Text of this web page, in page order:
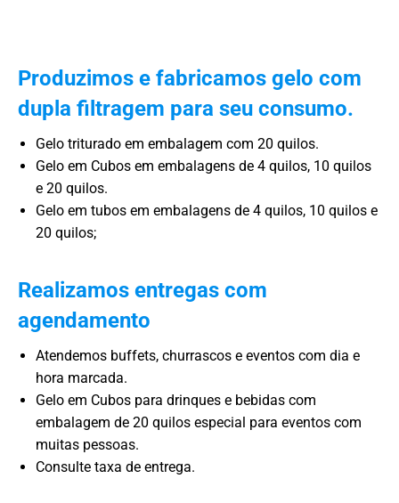
Produzimos e fabricamos gelo com
dupla filtragem para seu consumo.
Gelo triturado em embalagem com 20 quilos.
Gelo em Cubos em embalagens de 4 quilos, 10 quilos
e 20 quilos.
Gelo em tubos em embalagens de 4 quilos, 10 quilos e
20 quilos;
Realizamos entregas com
agendamento
Atendemos buffets, churrascos e eventos com dia e
hora marcada.
Gelo em Cubos para drinques e bebidas com
embalagem de 20 quilos especial para eventos com
muitas pessoas.
Consulte taxa de entrega.